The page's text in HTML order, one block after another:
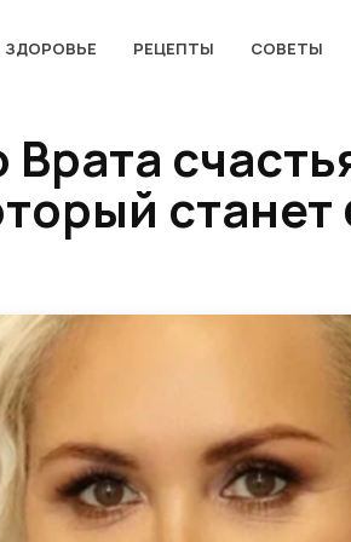
ЗДОРОВЬЕ РЕЦЕПТЫ СОВЕТЫ